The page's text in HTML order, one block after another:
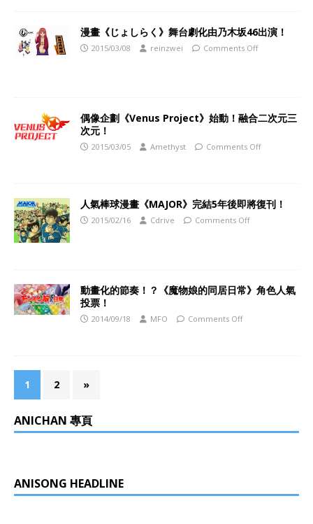
漫畫《じょしらく》舞台劇化由乃木坂46出演！
2015/03/08 reinzwei Comments Off
偶像企劃《Venus Project》始動！融合二次元三
次元！
2015/03/05 Amethyst Comments Off
人氣棒球漫畫《MAJOR》完結5年後即將復刊！
2015/02/16 Cdrive Comments Off
動畫化的節奏！？《魔物娘的同居日常》角色人氣
投票！
2014/09/18 MFO Comments Off
1 2 »
ANICHAN 專頁
ANISONG HEADLINE